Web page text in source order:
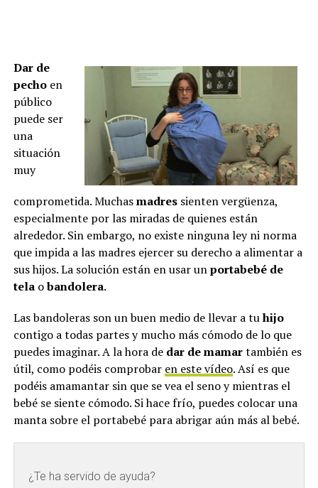
Dar de
pechoen
público
puede ser
una
situación
muy
comprometida. Muchasmadressienten vergüenza,
especialmente por las miradas de quienes están
alrededor. Sin embargo, no existe ninguna ley ni norma
que impida a las madres ejercer su derecho a alimentar a
sus hijos. La solución están en usar unportabebé de
telaobandolera.
Las bandoleras son un buen medio de llevar a tuhijo
contigo a todas partes y mucho más cómodo de lo que
puedes imaginar. A la hora de dar de mamartambién es
útil, como podéis comprobar en este vídeo. Así es que
podéis amamantar sin que se vea el seno y mientras el
bebé se siente cómodo. Si hace frío, puedes colocar una
manta sobre el portabebé para abrigar aún más al bebé.
¿Te ha servido de ayuda?